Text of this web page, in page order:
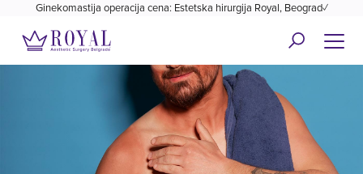
Ginekomastija operacija cena: Estetska hirurgija Royal, Beograd✓